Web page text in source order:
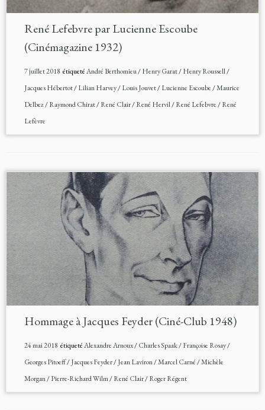
René Lefebvre par Lucienne Escoube
(Cinémagazine 1932)
7 juillet 2018 étiquetéAndré Berthomieu/Henry Garat/Henry Roussell/
Jacques Hébertot/Lilian Harvey/Louis Jouvet/Lucienne Escoube/Maurice
Delbez/Raymond Chirat/René Clair/René Hervil/René Lefebvre/René
Lefèvre
Hommage à Jacques Feyder (Ciné-Club 1948)
24 mai 2018 étiquetéAlexandre Arnoux/Charles Spaak/Françoise Rosay/
Georges Pitoeff/Jacques Feyder/Jean Laviron/Marcel Carné/Michèle
Morgan/Pierre-Richard Wilm/René Clair/Roger Régent